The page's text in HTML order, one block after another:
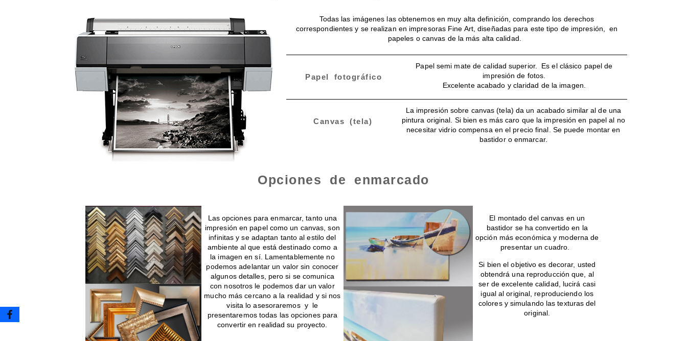
Todas las imágenes las obtenemos en muy alta definición, comprando los derechos
correspondientes y se realizan en impresoras Fine Art, diseñadas para este tipo de impresión, en
papeles o canvas de la más alta calidad.
Papel fotográfico
Papel semi mate de calidad superior. Es el clásico papel de
impresión de fotos.
Excelente acabado y claridad de la imagen.
Canvas (tela)
La impresión sobre canvas (tela) da un acabado similar al de una
pintura original. Si bien es más caro que la impresión en papel al no
necesitar vidrio compensa en el precio final. Se puede montar en
bastidor o enmarcar.
Opciones de enmarcado
Las opciones para enmarcar, tanto una
impresión en papel como un canvas, son
infinitas y se adaptan tanto al estilo del
ambiente al que está destinado como a
la imagen en sí. Lamentablemente no
podemos adelantar un valor sin conocer
algunos detalles, pero si se comunica
con nosotros le podemos dar un valor
mucho más cercano a la realidad y si nos
visita lo asesoraremos y le
presentaremos todas las opciones para
convertir en realidad su proyecto.
El montado del canvas en un
bastidor se ha convertido en la
opción más económica y moderna de
presentar un cuadro.
Si bien el objetivo es decorar, usted
obtendrá una reproducción que, al
ser de excelente calidad, lucirá casi
igual al original, reproduciendo los
colores y simulando las texturas del
original.